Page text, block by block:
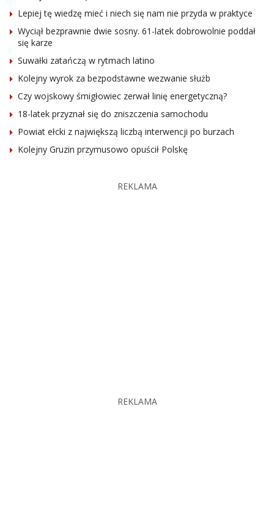
Lepiej tę wiedzę mieć i niech się nam nie przyda w praktyce
Wyciął bezprawnie dwie sosny. 61-latek dobrowolnie poddał
się karze
Suwałki zatańczą w rytmach latino
Kolejny wyrok za bezpodstawne wezwanie służb
Czy wojskowy śmigłowiec zerwał linię energetyczną?
18-latek przyznał się do zniszczenia samochodu
Powiat ełcki z największą liczbą interwencji po burzach
Kolejny Gruzin przymusowo opuścił Polskę
REKLAMA
REKLAMA